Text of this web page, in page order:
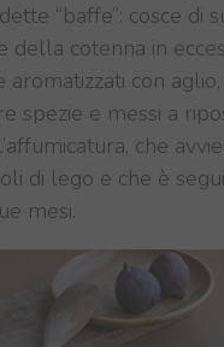
“baffe”: cosce di
della cotenna in
con
spezie e messi a
che
di lego e che è
mesi.